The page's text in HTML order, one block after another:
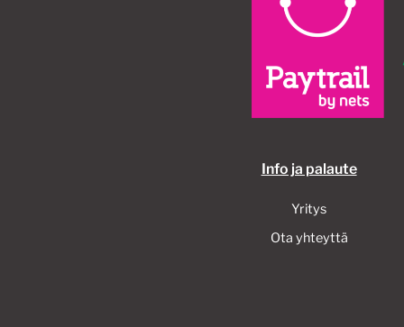
Info ja palaute
Yritys
Ota yhteyttä